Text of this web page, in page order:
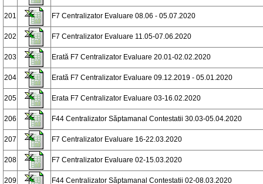
201 F7 Centralizator Evaluare 08.06 - 05.07.2020
202 F7 Centralizator Evaluare 11.05-07.06.2020
203 Erată F7 Centralizator Evaluare 20.01-02.02.2020
204 Erată F7 Centralizator Evaluare 09.12.2019 - 05.01.2020
205 Erata F7 Centralizator Evaluare 03-16.02.2020
206 F44 Centralizator Săptamanal Contestatii 30.03-05.04.2020
207 F7 Centralizator Evaluare 16-22.03.2020
208 F7 Centralizator Evaluare 02-15.03.2020
209 F44 Centralizator Săptamanal Contestatii 02-08.03.2020